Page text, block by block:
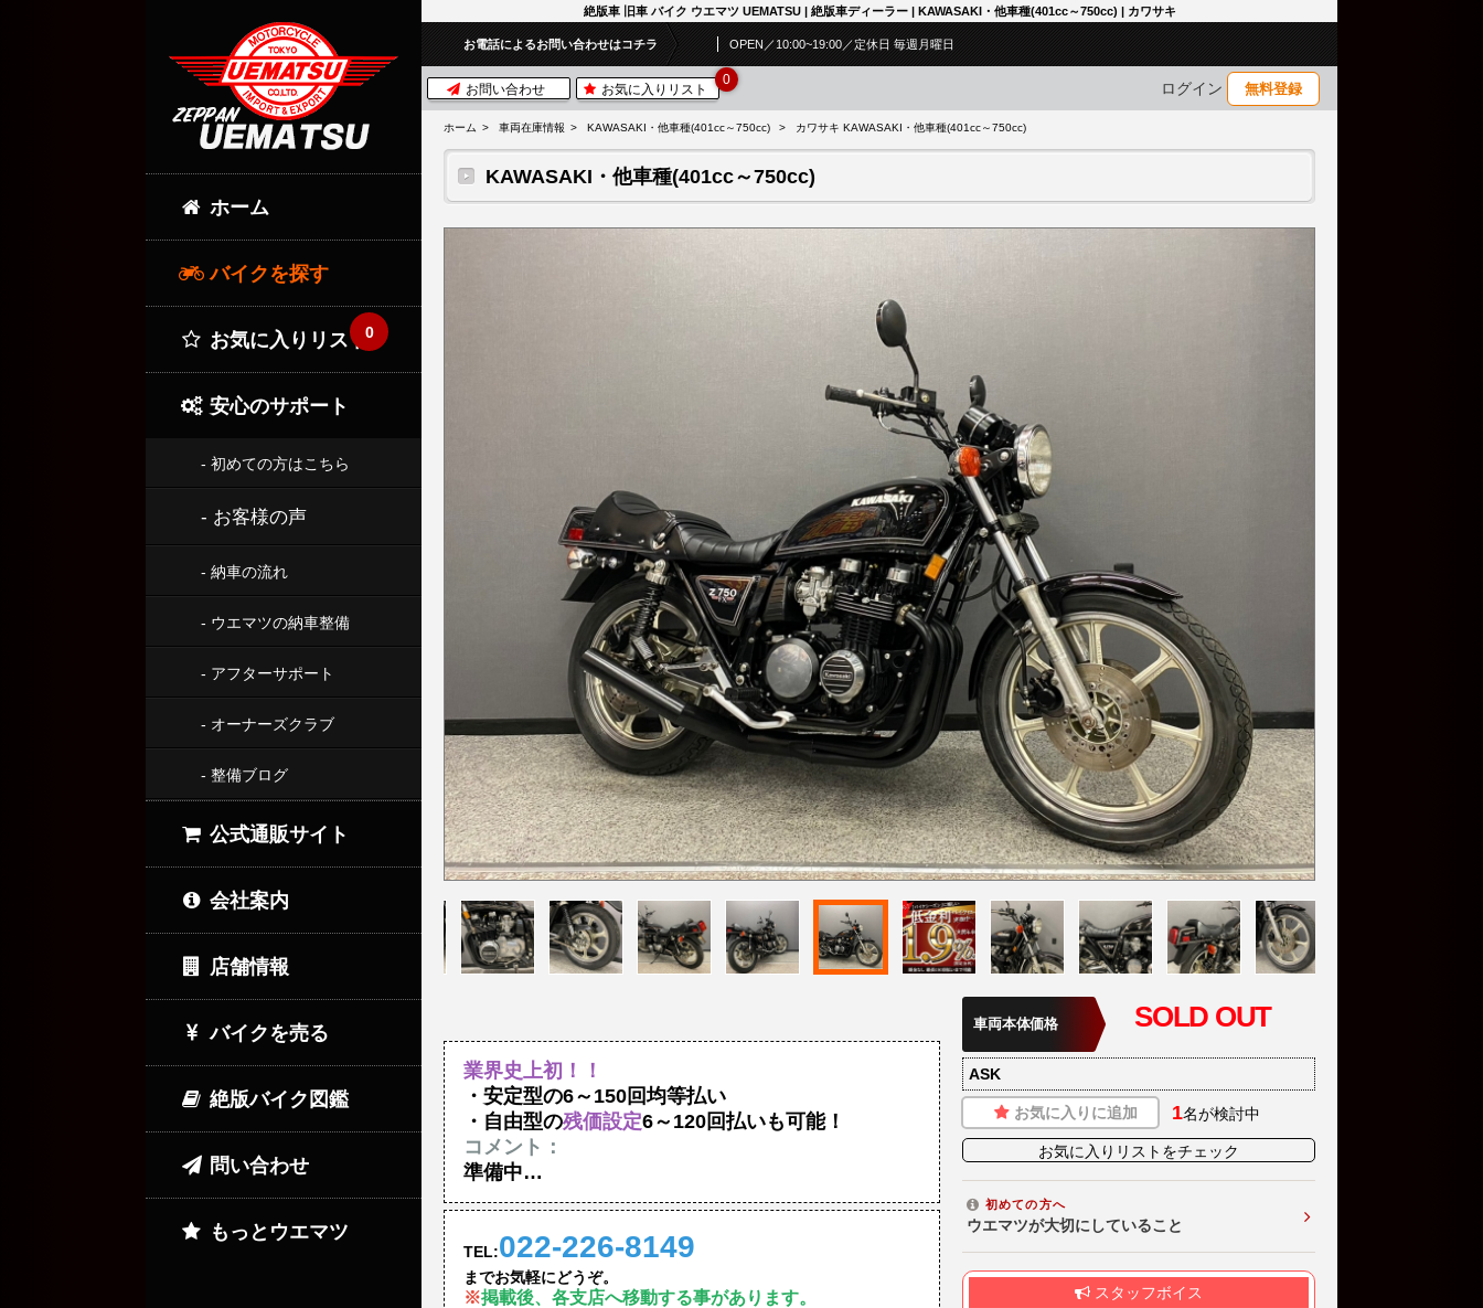
絶版車 旧車 バイク ウエマツ UEMATSU | 絶版車ディーラー | KAWASAKI・他車種(401cc～750cc) | カワサキ
お電話によるお問い合わせはコチラ OPEN／10:00~19:00／定休日 毎週月曜日
お問い合わせ お気に入りリスト
0 ログイン 無料登録
ホーム 車両在庫情報 KAWASAKI・他車種(401cc～750cc) カワサキ KAWASAKI・他車種(401cc～750cc)
KAWASAKI・他車種(401cc～750cc)
車両本体価格 SOLD OUT
ASK
お気に入りに追加 1名が検討中
お気に入りリストをチェック
初めての方へ
ウエマツが大切にしていること
スタッフボイス
業界史上初！！
・安定型の6～150回均等払い
・自由型の残価設定6～120回払いも可能！
コメント：
準備中…
TEL:022-226-8149
までお気軽にどうぞ。
※掲載後、各支店へ移動する事があります。
ホーム
バイクを探す
お気に入りリスト0
安心のサポート
- 初めての方はこちら
- お客様の声
- 納車の流れ
- ウエマツの納車整備
- アフターサポート
- オーナーズクラブ
- 整備ブログ
公式通販サイト
会社案内
店舗情報
バイクを売る
絶版バイク図鑑
問い合わせ
もっとウエマツ